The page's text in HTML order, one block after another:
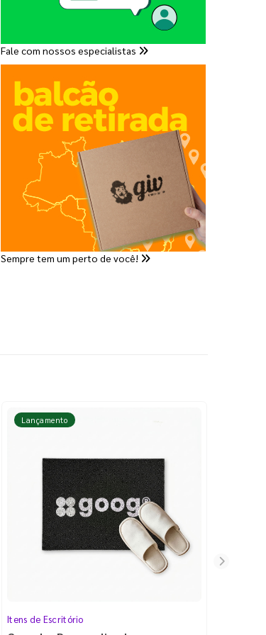
Fale com nossos especialistas
Sempre tem um perto de você!
Lançamento
Itens de Escritório